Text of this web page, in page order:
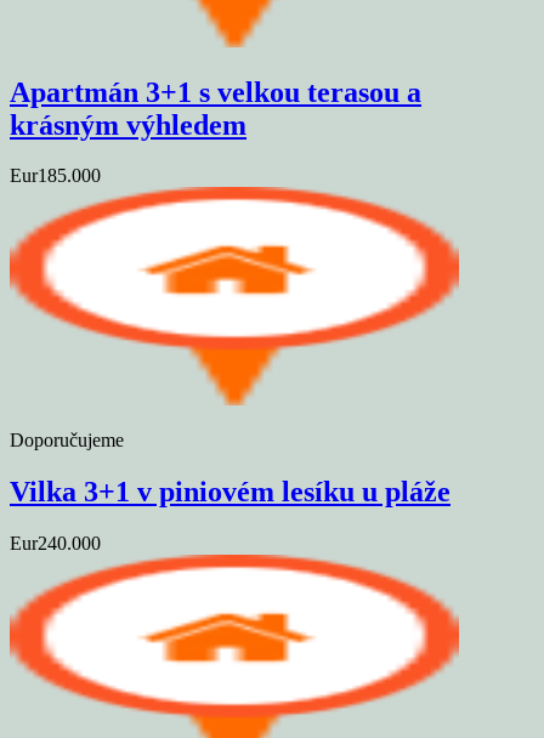
Apartmán 3+1 s velkou terasou a
krásným výhledem
Eur185.000
Doporučujeme
Vilka 3+1 v piniovém lesíku u pláže
Eur240.000